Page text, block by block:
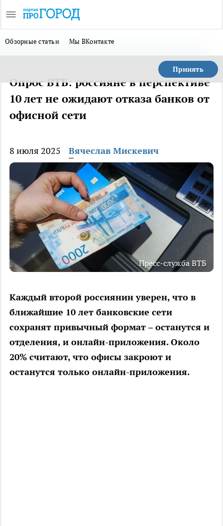
Обзорные статьи Мы ВКонтакте
Принять
Опрос ВТБ: россияне в перспективе
10 лет не ожидают отказа банков от
офисной сети
8 июля 2025 Вячеслав Мискевич
Пресс-служба ВТБ
Каждый второй россиянин уверен, что в
ближайшие 10 лет банковские сети
сохранят привычный формат – останутся и
отделения, и онлайн-приложения. Около
20% считают, что офисы закроют и
останутся только онлайн-приложения.